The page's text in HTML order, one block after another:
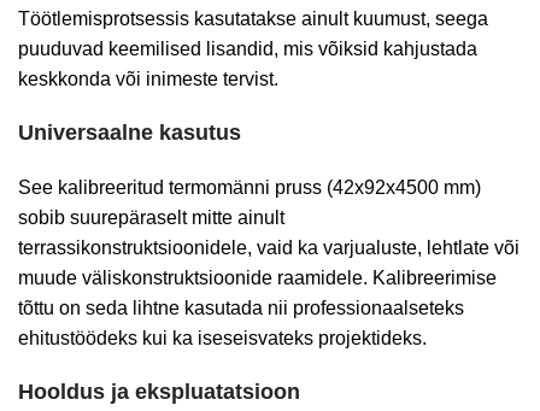
Töötlemisprotsessis kasutatakse ainult kuumust, seega
puuduvad keemilised lisandid, mis võiksid kahjustada
keskkonda või inimeste tervist.
Universaalne kasutus
See kalibreeritud termomänni pruss (42x92x4500 mm)
sobib suurepäraselt mitte ainult
terrassikonstruktsioonidele, vaid ka varjualuste, lehtlate või
muude väliskonstruktsioonide raamidele. Kalibreerimise
tõttu on seda lihtne kasutada nii professionaalseteks
ehitustöödeks kui ka iseseisvateks projektideks.
Hooldus ja ekspluatatsioon